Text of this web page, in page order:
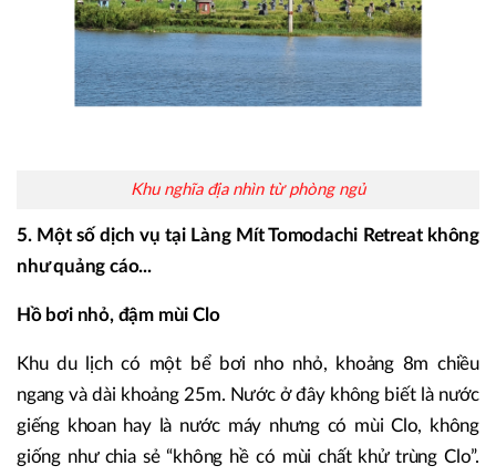
Khu nghĩa địa nhìn từ phòng ngủ
5. Một số dịch vụ tại Làng Mít Tomodachi Retreat không
như quảng cáo...
Hồ bơi nhỏ, đậm mùi Clo
Khu du lịch có một bể bơi nho nhỏ, khoảng 8m chiều
ngang và dài khoảng 25m. Nước ở đây không biết là nước
giếng khoan hay là nước máy nhưng có mùi Clo, không
giống như chia sẻ “không hề có mùi chất khử trùng Clo”.